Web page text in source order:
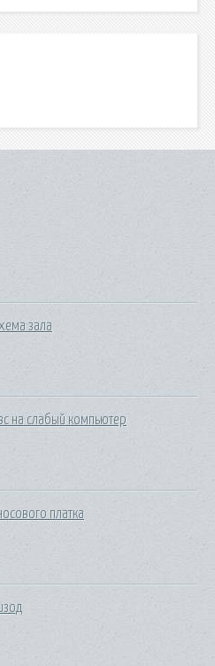
зала
на слабый компьютер
платка